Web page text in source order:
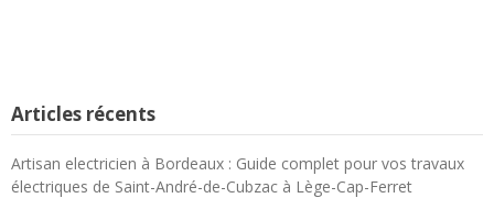
Articles récents
Artisan electricien à Bordeaux : Guide complet pour vos travaux
électriques de Saint-André-de-Cubzac à Lège-Cap-Ferret